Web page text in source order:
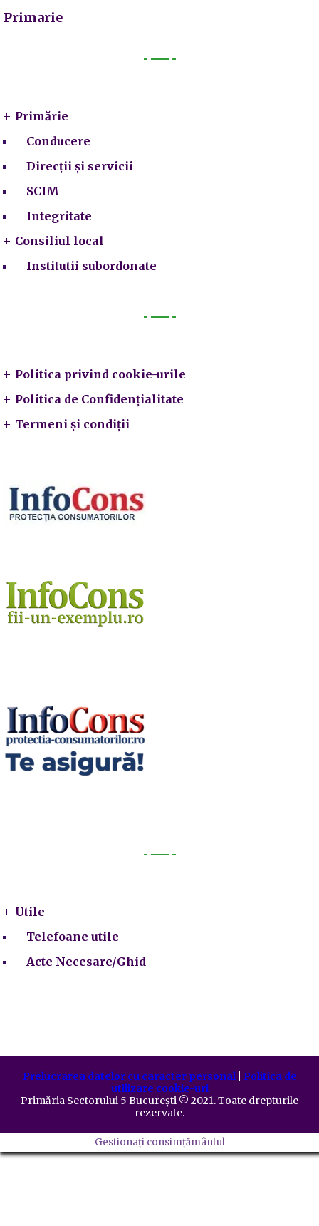
Primarie
Primărie
Conducere
Direcții și servicii
SCIM
Integritate
Consiliul local
Institutii subordonate
Politica privind cookie-urile
Politica de Confidențialitate
Termeni și condiții
Utile
Telefoane utile
Acte Necesare/Ghid
Prelucrarea datelor cu caracter personal| Politica de
utilizare cookie-uri
Primăria Sectorului 5 București ©️ 2021. Toate drepturile
rezervate.
Gestionați consimțământul